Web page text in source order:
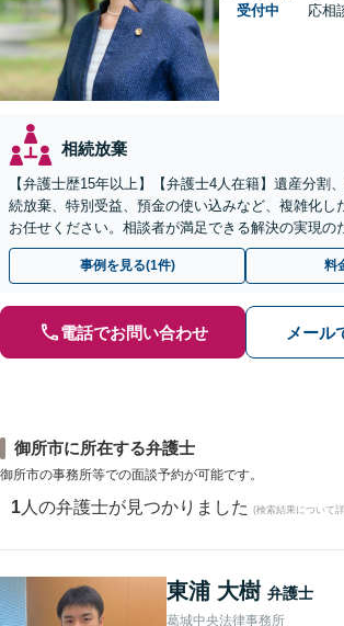
受付中
応相
相続放棄
【弁護士歴15年以上】【弁護士4人在籍】遺産分割
続放棄、特別受益、預金の使い込みなど、複雑化し
お任せください。相談者が満足できる解決の実現の
連携し最善を尽くします【完全個室】
事例を見る(1件) 料
電話でお問い合わせ メール
御所市に所在する弁護士
御所市の事務所等での面談予約が可能です。
1 人の弁護士が見つかりました (検索結果について
東浦 大樹 弁護士
葛城中央法律事務所